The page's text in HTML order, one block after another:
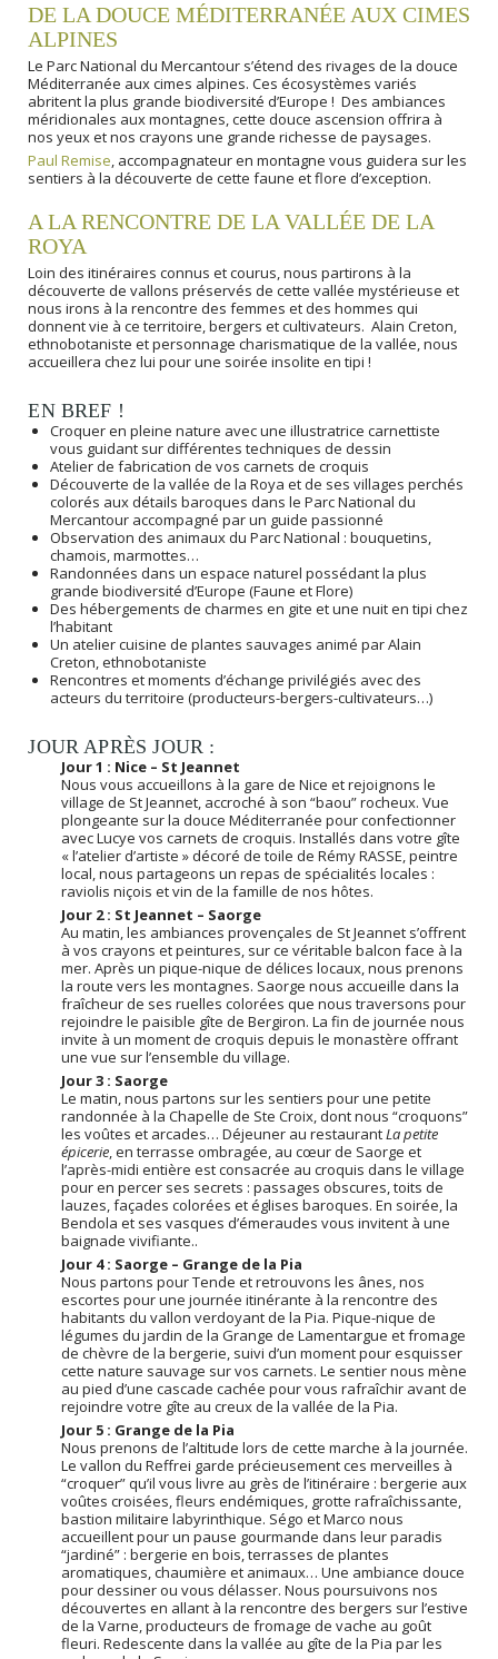
DE LA DOUCE MÉDITERRANÉE AUX CIMES
ALPINES
Le Parc National du Mercantour s’étend des rivages de la douce
Méditerranée aux cimes alpines. Ces écosystèmes variés
abritent la plus grande biodiversité d’Europe ! Des ambiances
méridionales aux montagnes, cette douce ascension offrira à
nos yeux et nos crayons une grande richesse de paysages.
Paul Remise, accompagnateur en montagne vous guidera sur les
sentiers à la découverte de cette faune et flore d’exception.
A LA RENCONTRE DE LA VALLÉE DE LA
ROYA
Loin des itinéraires connus et courus, nous partirons à la
découverte de vallons préservés de cette vallée mystérieuse et
nous irons à la rencontre des femmes et des hommes qui
donnent vie à ce territoire, bergers et cultivateurs. Alain Creton,
ethnobotaniste et personnage charismatique de la vallée, nous
accueillera chez lui pour une soirée insolite en tipi !
EN BREF !
Croquer en pleine nature avec une illustratrice carnettiste
vous guidant sur différentes techniques de dessin
Atelier de fabrication de vos carnets de croquis
Découverte de la vallée de la Roya et de ses villages perchés
colorés aux détails baroques dans le Parc National du
Mercantour accompagné par un guide passionné
Observation des animaux du Parc National : bouquetins,
chamois, marmottes…
Randonnées dans un espace naturel possédant la plus
grande biodiversité d’Europe (Faune et Flore)
Des hébergements de charmes en gite et une nuit en tipi chez
l’habitant
Un atelier cuisine de plantes sauvages animé par Alain
Creton, ethnobotaniste
Rencontres et moments d’échange privilégiés avec des
acteurs du territoire (producteurs-bergers-cultivateurs…)
JOUR APRÈS JOUR :
Jour 1 : Nice – St Jeannet
Nous vous accueillons à la gare de Nice et rejoignons le
village de St Jeannet, accroché à son “baou” rocheux. Vue
plongeante sur la douce Méditerranée pour confectionner
avec Lucye vos carnets de croquis. Installés dans votre gîte
« l’atelier d’artiste » décoré de toile de Rémy RASSE, peintre
local, nous partageons un repas de spécialités locales :
raviolis niçois et vin de la famille de nos hôtes.
Jour 2 : St Jeannet – Saorge
Au matin, les ambiances provençales de St Jeannet s’offrent
à vos crayons et peintures, sur ce véritable balcon face à la
mer. Après un pique-nique de délices locaux, nous prenons
la route vers les montagnes. Saorge nous accueille dans la
fraîcheur de ses ruelles colorées que nous traversons pour
rejoindre le paisible gîte de Bergiron. La fin de journée nous
invite à un moment de croquis depuis le monastère offrant
une vue sur l’ensemble du village.
Jour 3 : Saorge
Le matin, nous partons sur les sentiers pour une petite
randonnée à la Chapelle de Ste Croix, dont nous “croquons”
les voûtes et arcades… Déjeuner au restaurantLa petite
épicerie, en terrasse ombragée, au cœur de Saorge et
l’après-midi entière est consacrée au croquis dans le village
pour en percer ses secrets : passages obscures, toits de
lauzes, façades colorées et églises baroques. En soirée, la
Bendola et ses vasques d’émeraudes vous invitent à une
baignade vivifiante..
Jour 4 : Saorge – Grange de la Pia
Nous partons pour Tende et retrouvons les ânes, nos
escortes pour une journée itinérante à la rencontre des
habitants du vallon verdoyant de la Pia. Pique-nique de
légumes du jardin de la Grange de Lamentargue et fromage
de chèvre de la bergerie, suivi d’un moment pour esquisser
cette nature sauvage sur vos carnets. Le sentier nous mène
au pied d’une cascade cachée pour vous rafraîchir avant de
rejoindre votre gîte au creux de la vallée de la Pia.
Jour 5 : Grange de la Pia
Nous prenons de l’altitude lors de cette marche à la journée.
Le vallon du Reffrei garde précieusement ces merveilles à
“croquer” qu’il vous livre au grès de l’itinéraire : bergerie aux
voûtes croisées, fleurs endémiques, grotte rafraîchissante,
bastion militaire labyrinthique. Ségo et Marco nous
accueillent pour un pause gourmande dans leur paradis
“jardiné” : bergerie en bois, terrasses de plantes
aromatiques, chaumière et animaux… Une ambiance douce
pour dessiner ou vous délasser. Nous poursuivons nos
découvertes en allant à la rencontre des bergers sur l’estive
de la Varne, producteurs de fromage de vache au goût
fleuri. Redescente dans la vallée au gîte de la Pia par les